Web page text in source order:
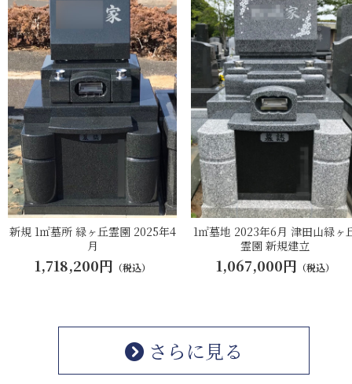
新規 1㎡墓所 緑ヶ丘霊園 2025年4
月
1,718,200円 （税込）
1㎡墓地 2023年6月 津田山緑ヶ
霊園 新規建立
1,067,000円 （税込）
さらに見る